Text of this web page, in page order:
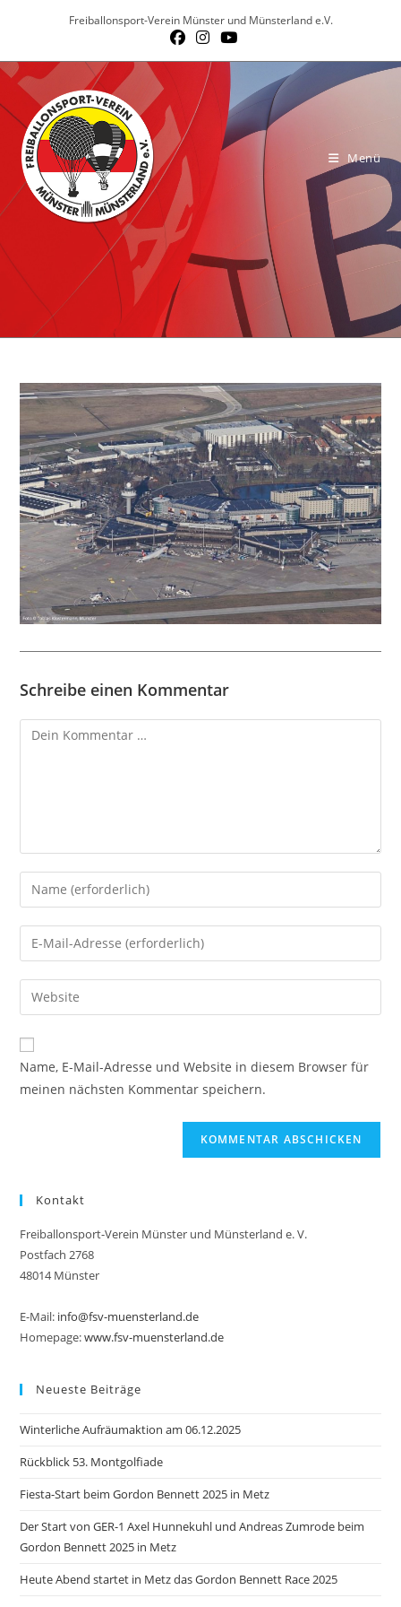
Freiballonsport-Verein Münster und Münsterland e.V.
Menü
Schreibe einen Kommentar
Kommentar
Gib
deinen
Namen
oder
zum
Kommentieren
ein
Gib
deine
E-
Mail-
zum
Kommentieren
ein
Gib
deine
Website-
URL
Name, E-Mail-Adresse und Website in diesem Browser für
meinen nächsten Kommentar speichern.
Kontakt
Freiballonsport-Verein Münster und Münsterland e. V.
Postfach 2768
48014 Münster
E-Mail: info@fsv-muensterland.de
Homepage:www.fsv-muensterland.de
Neueste Beiträge
Winterliche Aufräumaktion am 06.12.2025
Rückblick 53. Montgolfiade
Fiesta-Start beim Gordon Bennett 2025 in Metz
Der Start von GER-1 Axel Hunnekuhl und Andreas Zumrode beim
Gordon Bennett 2025 in Metz
Heute Abend startet in Metz das Gordon Bennett Race 2025